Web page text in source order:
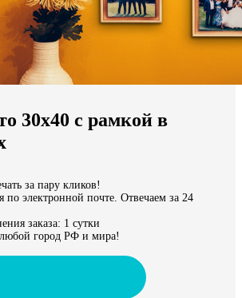
миру
30х40 с рамкой в
за пару кликов!
по электронной почте. Отвечаем за 24
заказа: 1 сутки
город РФ и мира!